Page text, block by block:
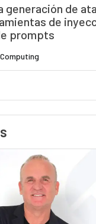
generación de
de
prompts